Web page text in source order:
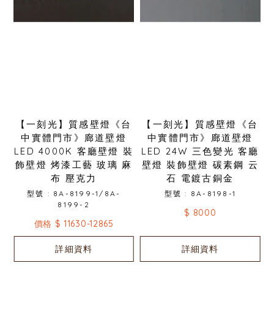
【一刻光】質感壁燈《台
中實體門市》廊道壁燈
LED 4000K 客廳壁燈 裝
飾壁燈 烤漆工藝 玻璃 麻
布 壓克力
型號 : 8A-8199-1/8A-
8199-2
價格 $ 11630-12865
詳細資料
【一刻光】質感壁燈《台
中實體門市》廊道壁燈
LED 24W 三色變光 客廳
壁燈 裝飾壁燈 碳素鋼 云
石 電鍍古銅金
型號 : 8A-8198-1
$ 8000
詳細資料